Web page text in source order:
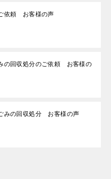
依頼 お客様の声
の回収処分のご依頼 お客様の
みの回収処分 お客様の声